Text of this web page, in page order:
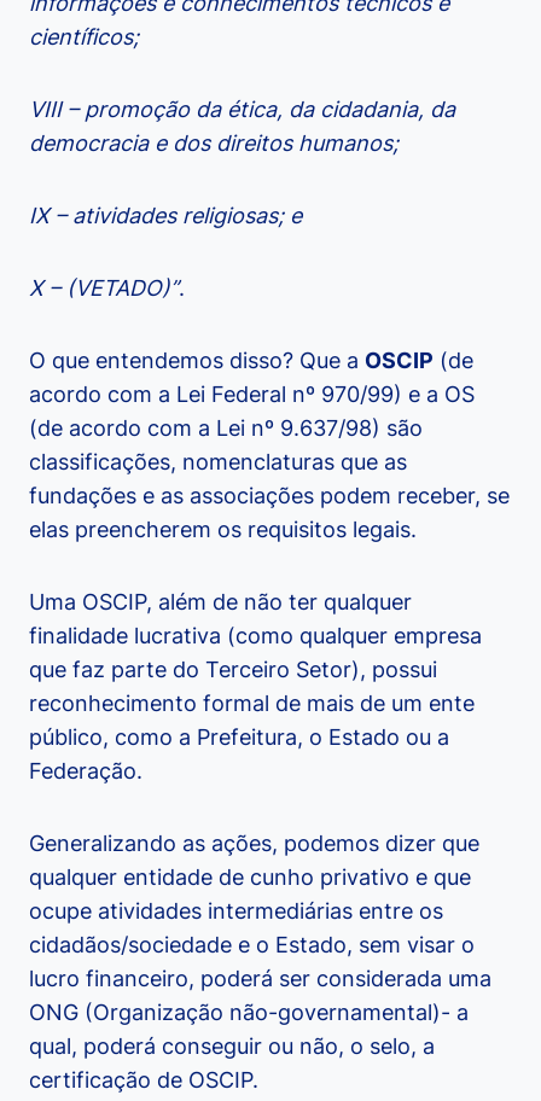
científicos;
VIII – promoção da ética, da cidadania, da
democracia e dos direitos humanos;
IX – atividades religiosas; e
X – (VETADO)”.
O que entendemos disso? Que a OSCIP (de
acordo com a Lei Federal nº 970/99) e a OS
(de acordo com a Lei nº 9.637/98) são
classificações, nomenclaturas que as
fundações e as associações podem receber, se
elas preencherem os requisitos legais.
Uma OSCIP, além de não ter qualquer
finalidade lucrativa (como qualquer empresa
que faz parte do Terceiro Setor), possui
reconhecimento formal de mais de um ente
público, como a Prefeitura, o Estado ou a
Federação.
Generalizando as ações, podemos dizer que
qualquer entidade de cunho privativo e que
ocupe atividades intermediárias entre os
cidadãos/sociedade e o Estado, sem visar o
lucro financeiro, poderá ser considerada uma
ONG (Organização não-governamental)- a
qual, poderá conseguir ou não, o selo, a
certificação de OSCIP.